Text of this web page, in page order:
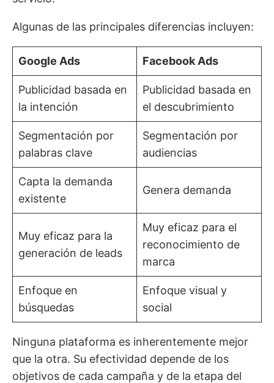
Algunas de las principales diferencias incluyen:
Google Ads Facebook Ads
Publicidad basada en
la intención
Publicidad basada en
el descubrimiento
Segmentación por
palabras clave
Segmentación por
audiencias
Capta la demanda
existente
Genera demanda
Muy eficaz para la
generación de leads
Muy eficaz para el
reconocimiento de
marca
Enfoque en
búsquedas
Enfoque visual y
social
Ninguna plataforma es inherentemente mejor
que la otra. Su efectividad depende de los
objetivos de cada campaña y de la etapa del